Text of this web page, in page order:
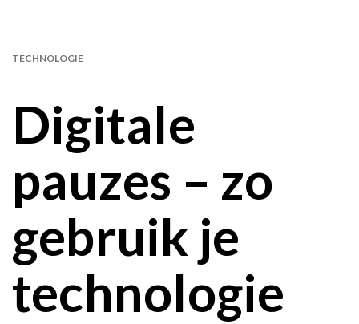
Digitale
pauzes – zo
gebruik je
technologie
TECHNOLOGIE